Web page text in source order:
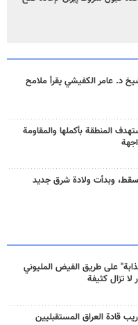
د. عامر الكفيشي يقرأ ملامح
المنطقة بأكملها والمقاومة
وبدأت ولادة شرق جديد
على طريق الفيض المليوني
لا تزال كثيفة
قادة العراق المستقبليين